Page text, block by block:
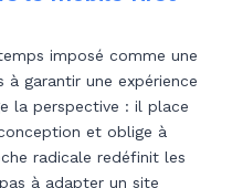
imposé comme une
garantir une expérience
la perspective : il place
et oblige à
radicale redéfinit les
à adapter un site